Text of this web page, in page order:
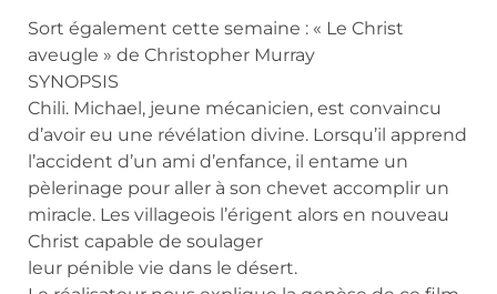
Sort également cette semaine : « Le Christ
aveugle » de Christopher Murray
SYNOPSIS
Chili. Michael, jeune mécanicien, est convaincu
d’avoir eu une révélation divine. Lorsqu’il apprend
l’accident d’un ami d’enfance, il entame un
pèlerinage pour aller à son chevet accomplir un
miracle. Les villageois l’érigent alors en nouveau
Christ capable de soulager
leur pénible vie dans le désert.